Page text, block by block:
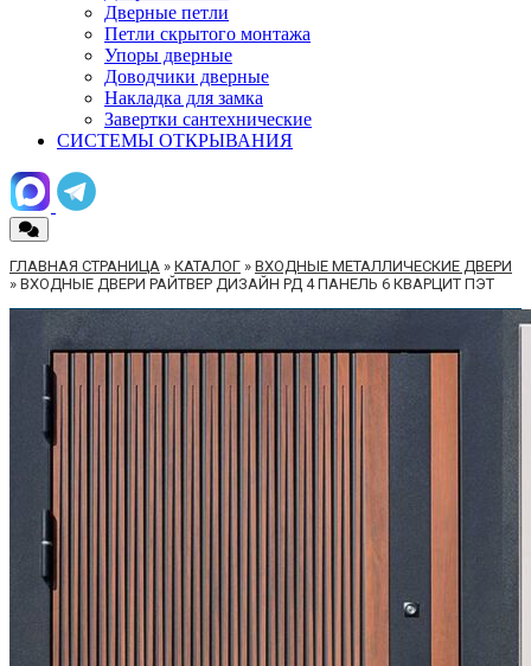
Дверные петли
Петли скрытого монтажа
Упоры дверные
Доводчики дверные
Накладка для замка
Завертки сантехнические
СИСТЕМЫ ОТКРЫВАНИЯ
ГЛАВНАЯ СТРАНИЦА » КАТАЛОГ » ВХОДНЫЕ МЕТАЛЛИЧЕСКИЕ ДВЕРИ
» ВХОДНЫЕ ДВЕРИ РАЙТВЕР ДИЗАЙН РД 4 ПАНЕЛЬ 6 КВАРЦИТ ПЭТ